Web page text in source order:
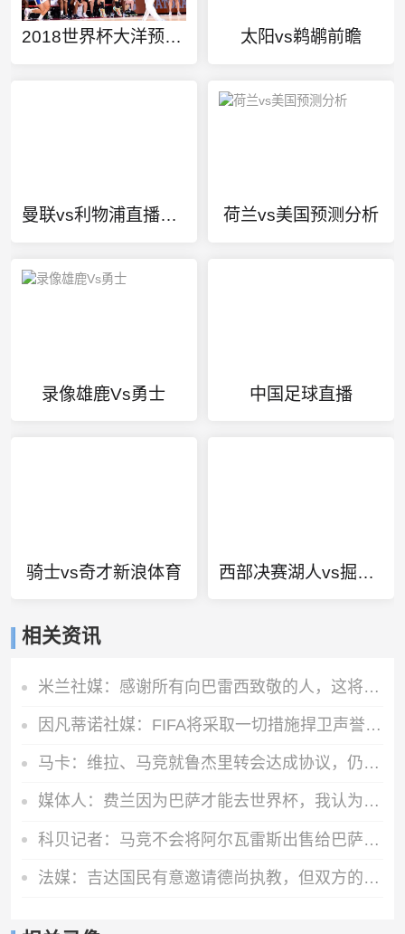
2018世界杯大洋预选赛结果如何查询呢视频讲解 太阳vs鹈鹕前瞻
曼联vs利物浦直播在线观看 荷兰vs美国预测分析
录像雄鹿Vs勇士 中国足球直播
骑士vs奇才新浪体育 西部决赛湖人vs掘金g5
相关资讯
米兰社媒：感谢所有向巴雷西致敬的人，这将永远铭刻在我们心中
因凡蒂诺社媒：FIFA将采取一切措施捍卫声誉，继续支持足球的发展
马卡：维拉、马竞就鲁杰里转会达成协议，仍待球员本人同意
媒体人：费兰因为巴萨才能去世界杯，我认为他无法再为巴萨效力
科贝记者：马竞不会将阿尔瓦雷斯出售给巴萨，无论价格如何
法媒：吉达国民有意邀请德尚执教，但双方的谈判可能无法达成协议